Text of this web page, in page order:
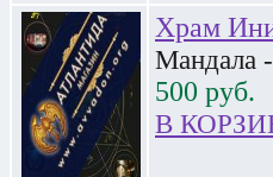
Храм
Мандала
500 руб.
В